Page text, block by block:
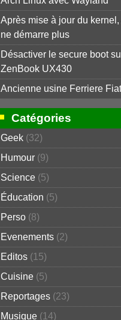
Après mise à jour du
ne démarre plus
Désactiver le secure boot
ZenBook UX430
Ancienne usine Ferriere
Catégories
Geek (32)
Humour (9)
Science (5)
Éducation (5)
Perso (8)
Evenements (2)
Editos (15)
Cuisine (5)
Reportages (23)
Musique (14)